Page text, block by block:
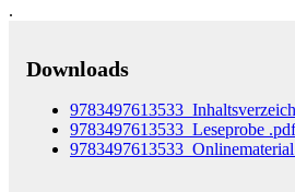
.
Downloads
9783497613533_Leseprobe .pdf
9783497613533_Onlinematerial